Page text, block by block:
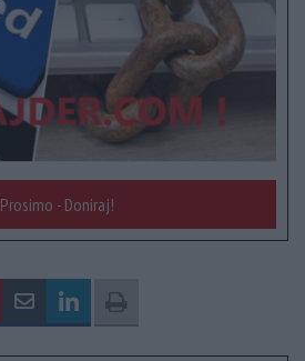
Prosimo - Doniraj!